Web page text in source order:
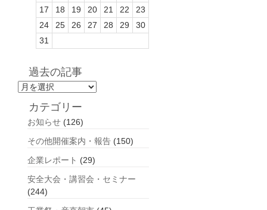
17
18 19 20 21 22
23
24
25 26 27 28 29
30
31
過去の記事
過
カテゴリー
お知らせ (126)
その他開催案内・報告 (150)
企業レポート (29)
安全大会・講習会・セミナー
(244)